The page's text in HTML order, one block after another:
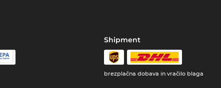
Shipment
brezplačna dobava in vračilo blaga